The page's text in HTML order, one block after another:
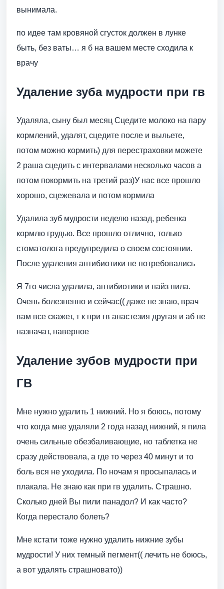
вынимала.
по идее там кровяной сгусток должен в лунке
быть, без ваты… я б на вашем месте сходила к
врачу
Удаление зуба мудрости при гв
Удаляла, сыну был месяц Сцедите молоко на пару
кормлений, удалят, сцедите после и выльете,
потом можно кормить) для перестраховки можете
2 раша сцедить с интервалами несколько часов а
потом покормить на третий раз)У нас все прошло
хорошо, сцежевала и потом кормила
Удалила зуб мудрости неделю назад, ребенка
кормлю грудью. Все прошло отлично, только
стоматолога предупредила о своем состоянии.
После удаления антибиотики не потребовались
Я 7го числа удалила, антибиотики и найз пила.
Очень болезненно и сейчас(( даже не знаю, врач
вам все скажет, т к при гв анастезия другая и аб не
назначат, наверное
Удаление зубов мудрости при
ГВ
Мне нужно удалить 1 нижний. Но я боюсь, потому
что когда мне удаляли 2 года назад нижний, я пила
очень сильные обезбаливающие, но таблетка не
сразу действовала, а где то через 40 минут и то
боль вся не уходила. По ночам я просыпалась и
плакала. Не знаю как при гв удалить. Страшно.
Сколько дней Вы пили панадол? И как часто?
Когда перестало болеть?
Мне кстати тоже нужно удалить нижние зубы
мудрости! У них темный пегмент(( лечить не боюсь,
а вот удалять страшновато))